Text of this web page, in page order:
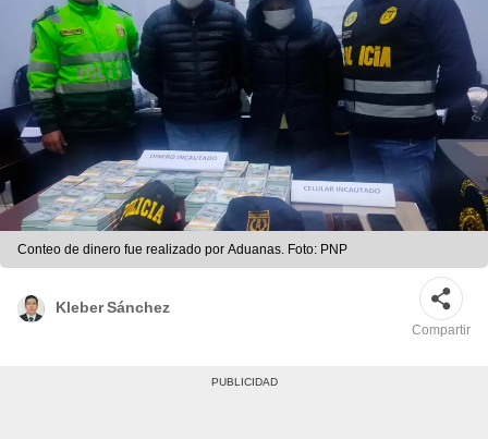
Conteo de dinero fue realizado por Aduanas. Foto: PNP
Kleber Sánchez
Compartir